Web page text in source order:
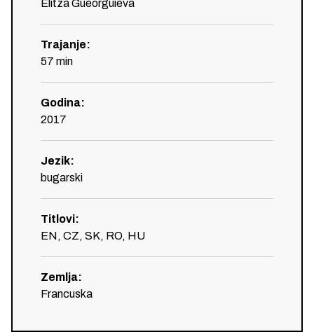
Elitza Gueorguieva
Trajanje:
57 min
Godina:
2017
Jezik:
bugarski
Titlovi:
EN, CZ, SK, RO, HU
Zemlja:
Francuska